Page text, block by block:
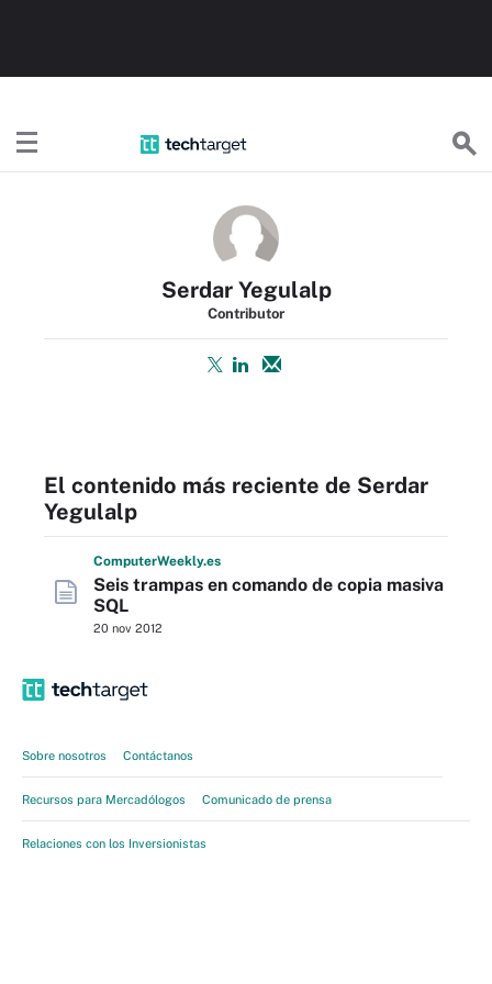
Serdar Yegulalp
Contributor
El contenido más reciente de Serdar
Yegulalp
ComputerWeekly.es
Seis trampas en comando de copia masiva
SQL
20 nov 2012
Sobre nosotros Contáctanos
Recursos para Mercadólogos Comunicado de prensa
Relaciones con los Inversionistas